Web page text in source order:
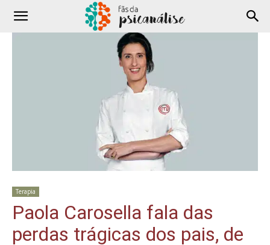
Terapia
Paola Carosella fala das
perdas trágicas dos pais, de